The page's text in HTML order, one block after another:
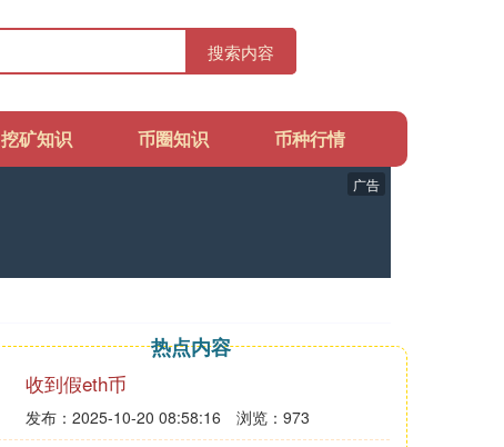
搜索内容
挖矿知识 币圈知识 币种行情
广告
热点内容
收到假eth币
发布：2025-10-20 08:58:16 浏览：973